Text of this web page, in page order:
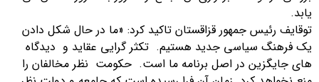
یابد.
توقایف رئیس جمهور قزاقستان تاکید کرد: «ما در حال شکل دادن
یک فرهنگ سیاسی جدید هستیم. تکثر گرایی عقاید و دیدگاه
های جایگزین در اصل برنامه ما است. حکومت نظر مخالفان را